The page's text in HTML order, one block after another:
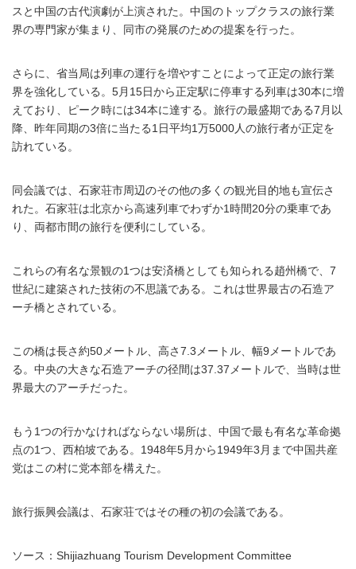
スと中国の古代演劇が上演された。中国のトップクラスの旅行業
界の専門家が集まり、同市の発展のための提案を行った。
さらに、省当局は列車の運行を増やすことによって正定の旅行業
界を強化している。5月15日から正定駅に停車する列車は30本に増
えており、ピーク時には34本に達する。旅行の最盛期である7月以
降、昨年同期の3倍に当たる1日平均1万5000人の旅行者が正定を
訪れている。
同会議では、石家荘市周辺のその他の多くの観光目的地も宣伝さ
れた。石家荘は北京から高速列車でわずか1時間20分の乗車であ
り、両都市間の旅行を便利にしている。
これらの有名な景観の1つは安済橋としても知られる趙州橋で、7
世紀に建築された技術の不思議である。これは世界最古の石造ア
ーチ橋とされている。
この橋は長さ約50メートル、高さ7.3メートル、幅9メートルであ
る。中央の大きな石造アーチの径間は37.37メートルで、当時は世
界最大のアーチだった。
もう1つの行かなければならない場所は、中国で最も有名な革命拠
点の1つ、西柏坡である。1948年5月から1949年3月まで中国共産
党はこの村に党本部を構えた。
旅行振興会議は、石家荘ではその種の初の会議である。
ソース：Shijiazhuang Tourism Development Committee